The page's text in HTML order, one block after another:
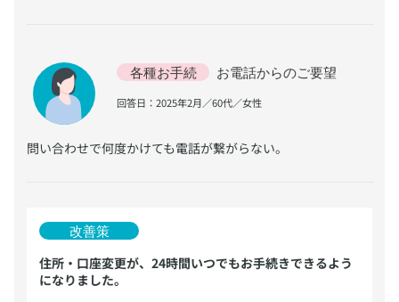
​回答日：2025年2月／60代／女性
​問い合わせで何度かけても電話が繋がらない。
住所・口座変更が、24時間いつでもお手続きできるよう
になりました。